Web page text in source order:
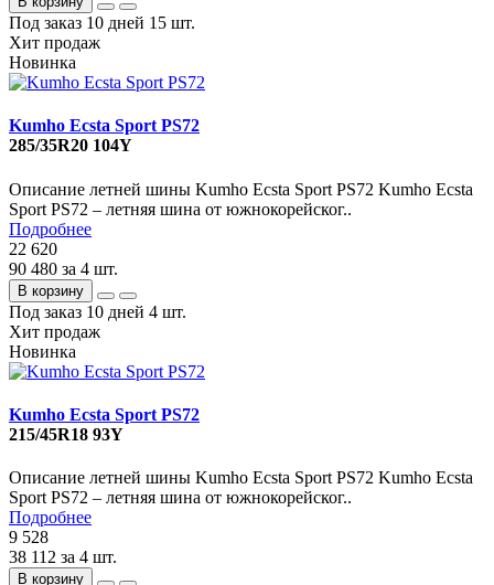
Под заказ 10 дней 15 шт.
Хит продаж
Новинка
Kumho Ecsta Sport PS72
285/35R20 104Y
Описание летней шины Kumho Ecsta Sport PS72 Kumho Ecsta
Sport PS72 – летняя шина от южнокорейског..
Подробнее
22 620
90 480 за 4 шт.
В корзину
Под заказ 10 дней 4 шт.
Хит продаж
Новинка
Kumho Ecsta Sport PS72
215/45R18 93Y
Описание летней шины Kumho Ecsta Sport PS72 Kumho Ecsta
Sport PS72 – летняя шина от южнокорейског..
Подробнее
9 528
38 112 за 4 шт.
В корзину